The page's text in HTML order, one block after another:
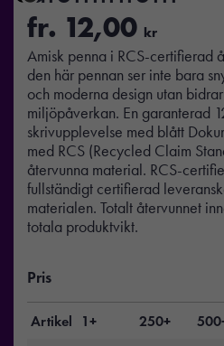
fr. 12,00 kr
Amisk penna i RCS-certifierad
den här pennan ser inte bara
och moderna design utan
miljöpåverkan. En garanterad
skrivupplevelse med blått
med RCS (Recycled Claim
återvunna material. RCS-
fullständigt certifierad
materialen. Totalt återvunnet
totala produktvikt.
Pris
Artikel 1+ 250+